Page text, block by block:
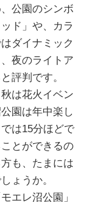
公園のシンボ
ド」や、カラ
ダイナミック
夜のライトア
評判です。
は花火イベン
園は年中楽し
は15分ほどで
とができるの
も、たまには
ょうか。
エレ沼公園」